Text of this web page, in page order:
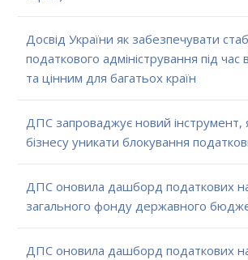
Досвід України як забезпечувати
податкового адміністрування під час
та цінним для багатьох країн
ДПС запроваджує новий
бізнесу уникати блокування
ДПС оновила дашборд податкових
загального фонду державного
ДПС оновила дашборд податкових